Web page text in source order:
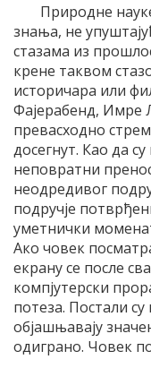
Природне
знања, не
стазама из
крене таквом
историчара или
Фајерабенд, Имре
превасходно
досегнут. Као да
неповратни
неодредивог
подручје
уметнички
Ако човек
екрану се после
компјутерски
потеза. Постали
објашњавају
одиграно. Човек